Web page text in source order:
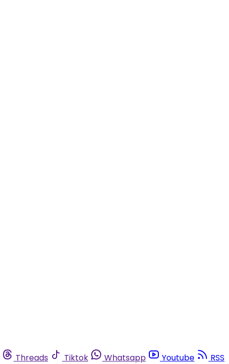
Threads Tiktok Whatsapp Youtube RSS